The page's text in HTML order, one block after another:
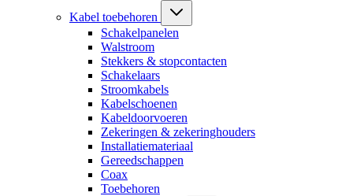
Kabel toebehoren
Schakelpanelen
Walstroom
Stekkers & stopcontacten
Schakelaars
Stroomkabels
Kabelschoenen
Kabeldoorvoeren
Zekeringen & zekeringhouders
Installatiemateriaal
Gereedschappen
Coax
Toebehoren